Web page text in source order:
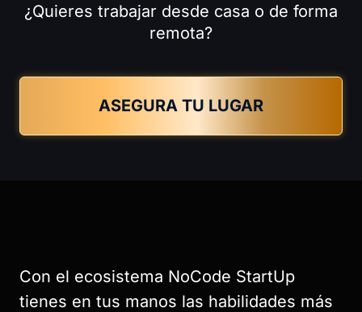
¿Quieres trabajar desde casa o de forma
remota?
ASEGURA TU LUGAR
Con el ecosistema NoCode StartUp
tienes en tus manos las habilidades más